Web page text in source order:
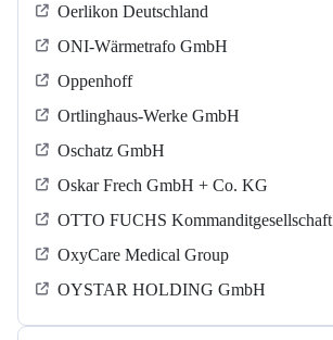
Oerlikon Deutschland
ONI-Wärmetrafo GmbH
Oppenhoff
Ortlinghaus-Werke GmbH
Oschatz GmbH
Oskar Frech GmbH + Co. KG
OTTO FUCHS Kommanditgesellschaft
OxyCare Medical Group
OYSTAR HOLDING GmbH